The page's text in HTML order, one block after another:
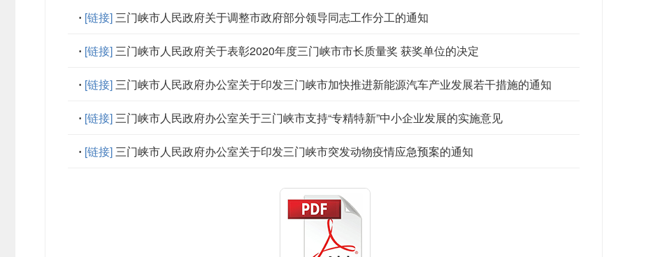
[链接]三门峡市人民政府关于调整市政府部分领导同志工作分工的通知
[链接]三门峡市人民政府关于表彰2020年度三门峡市市长质量奖 获奖单位的决定
[链接]三门峡市人民政府办公室关于印发三门峡市加快推进新能源汽车产业发展若干措施的通知
[链接]三门峡市人民政府办公室关于三门峡市支持“专精特新”中小企业发展的实施意见
[链接]三门峡市人民政府办公室关于印发三门峡市突发动物疫情应急预案的通知